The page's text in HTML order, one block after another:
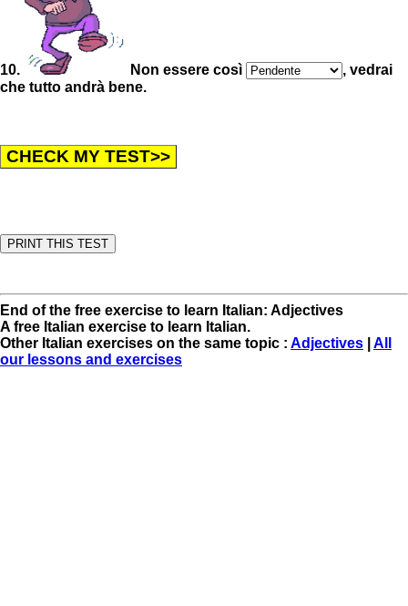
10. Non essere così
, vedrai
che tutto andrà bene.
End of the free exercise to learn Italian: Adjectives
A free Italian exercise to learn Italian.
Other Italian exercises on the same topic : Adjectives
All
our lessons and exercises